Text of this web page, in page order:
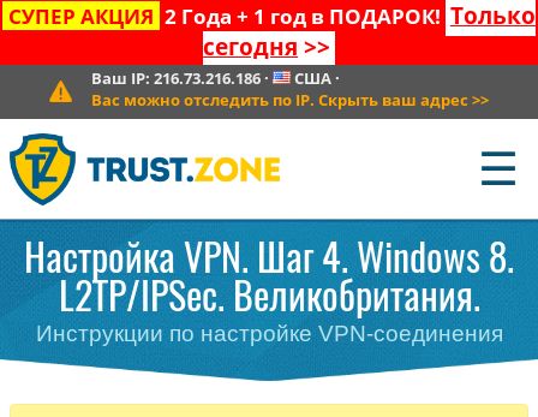
СУПЕР АКЦИЯ 2 Года + 1 год в ПОДАРОК! Только
сегодня >>
Ваш IP: 216.73.216.186· США·
Вас можно отследить по IP. Скрыть ваш адрес >>
☰
Настройка VPN. Шаг 4. Windows 8.
L2TP/IPSec. Великобритания.
Инструкции по настройке VPN-соединения